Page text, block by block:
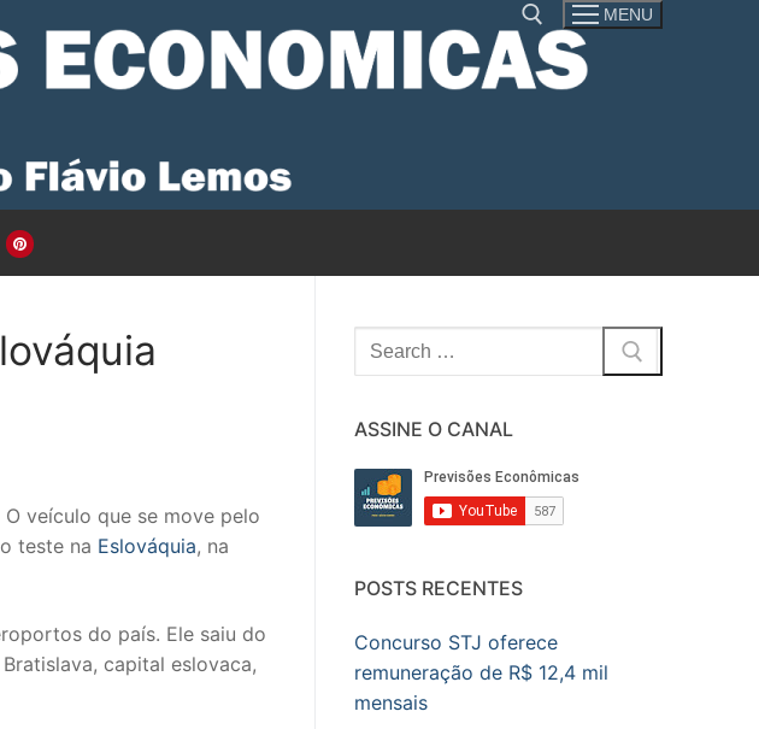
MENU
veículo que se move pelo
teste na Eslováquia, na
do país. Ele saiu do
capital eslovaca,
Pesquisar
por:
ASSINE O CANAL
POSTS RECENTES
Concurso STJ oferece
remuneração de R$ 12,4 mil
mensais